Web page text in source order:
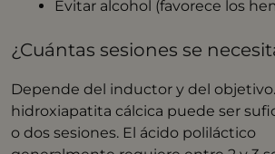
Evitar alcohol (favorece los
¿Cuántas sesiones se
Depende del inductor y del
hidroxiapatita cálcica puede ser
o dos sesiones. El ácido poliláctico